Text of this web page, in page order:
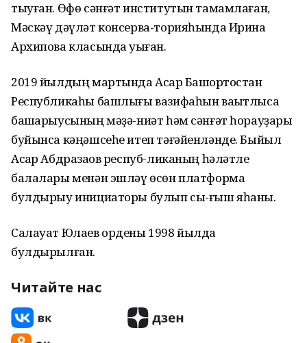
тыуған. Өфө сәнғәт институтын тамамлаған,
Мәскәү дәүләт консерва-торияһында Ирина
Архипова класында уҡыған.
2019 йылдың мартында Асҡар Башҡортостан
Республикаһы башлығы вазифаһын ваҡытлыса
башҡарыусының мәҙә-ниәт һәм сәнғәт һорауҙары
буйынса кәңәшсеһе итеп тәғәйенләнде. Быйыл
Асҡар Абдразаҡов респуб-ликаның һәләтле
балалары менән эшләү өсөн платформа
булдырыу инициаторы булып сы-ғыш яһаны.
Салауат Юлаев ордены 1998 йылда
булдырылған.
Читайте нас